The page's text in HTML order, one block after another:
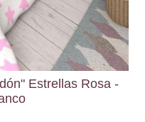
Estrellas Rosa -